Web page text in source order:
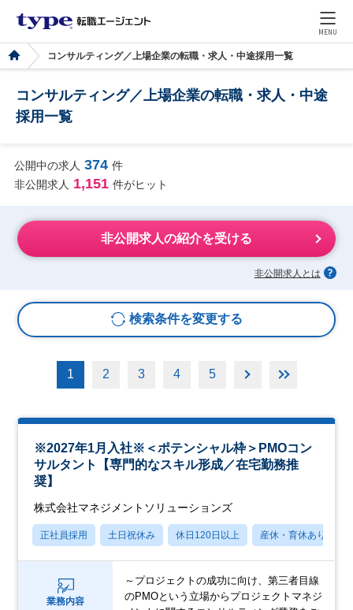
MENU
コンサルティング／上場企業の転職・求人・中途採用一覧
コンサルティング／上場企業の転職・求人・中途
採用一覧
公開中の求人 374 件
非公開求人 1,151 件がヒット
非公開求人の紹介を受ける
非公開求人とは
検索条件を変更する
1 2 3 4 5
※2027年1月入社※＜ポテンシャル枠＞PMOコン
サルタント【専門的なスキル形成／在宅勤務推
奨】
株式会社マネジメントソリューションズ
正社員採用 土日祝休み 休日120日以上 産休・育休あり
業務内容
～プロジェクトの成功に向け、第三者目線
のPMOという立場からプロジェクトマネジ